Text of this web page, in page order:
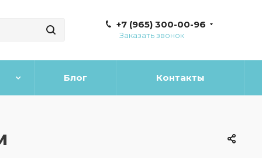
+7 (965) 300-00-96
Заказать звонок
Блог Контакты